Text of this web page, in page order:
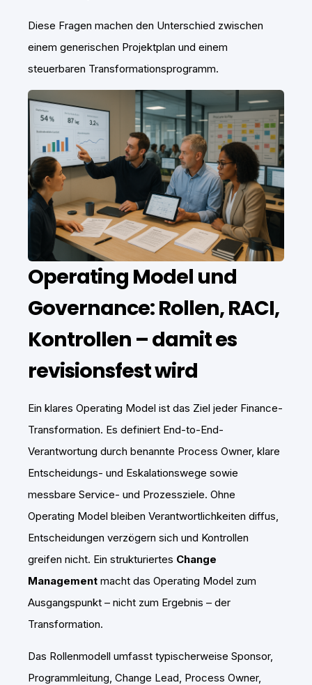
Diese Fragen machen den Unterschied zwischen
einem generischen Projektplan und einem
steuerbaren Transformationsprogramm.
Operating Model und
Governance: Rollen, RACI,
Kontrollen – damit es
revisionsfest wird
Ein klares Operating Model ist das Ziel jeder Finance-
Transformation. Es definiert End-to-End-
Verantwortung durch benannte Process Owner, klare
Entscheidungs- und Eskalationswege sowie
messbare Service- und Prozessziele. Ohne
Operating Model bleiben Verantwortlichkeiten diffus,
Entscheidungen verzögern sich und Kontrollen
greifen nicht. Ein strukturiertes Change
Management macht das Operating Model zum
Ausgangspunkt – nicht zum Ergebnis – der
Transformation.
Das Rollenmodell umfasst typischerweise Sponsor,
Programmleitung, Change Lead, Process Owner,